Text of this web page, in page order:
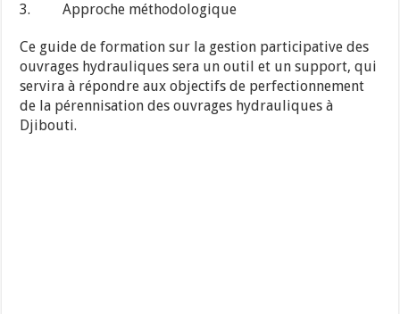
3. Approche méthodologique
Ce guide de formation sur la gestion participative des
ouvrages hydrauliques sera un outil et un support, qui
servira à répondre aux objectifs de perfectionnement
de la pérennisation des ouvrages hydrauliques à
Djibouti.